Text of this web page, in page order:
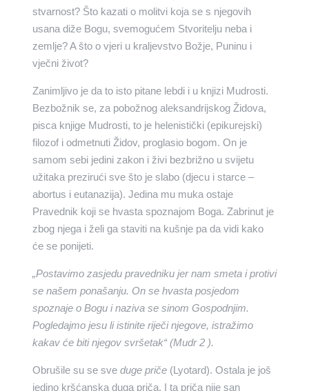
stvarnost? Što kazati o molitvi koja se s njegovih
usana diže Bogu, svemogućem Stvoritelju neba i
zemlje? A što o vjeri u kraljevstvo Božje, Puninu i
vječni život?
Zanimljivo je da to isto pitane lebdi i u knjizi Mudrosti.
Bezbožnik se, za pobožnog aleksandrijskog Židova,
pisca knjige Mudrosti, to je helenistički (epikurejski)
filozof i odmetnuti Židov, proglasio bogom. On je
samom sebi jedini zakon i živi bezbrižno u svijetu
užitaka prezirući sve što je slabo (djecu i starce –
abortus i eutanazija). Jedina mu muka ostaje
Pravednik koji se hvasta spoznajom Boga. Zabrinut je
zbog njega i želi ga staviti na kušnje pa da vidi kako
će se ponijeti.
„Postavimo zasjedu pravedniku jer nam smeta i protivi
se našem ponašanju. On se hvasta posjedom
spoznaje o Bogu i naziva se sinom Gospodnjim.
Pogledajmo jesu li istinite riječi njegove, istražimo
kakav će biti njegov svršetak“ (Mudr 2 ).
Obrušile su se sve duge priče(Lyotard). Ostala je još
jedino kršćanska duga priča. I ta priča nije san